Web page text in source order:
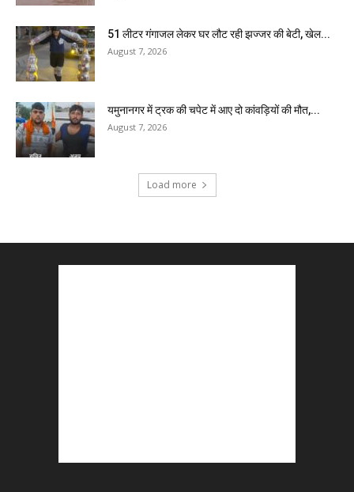
51 लीटर गंगाजल लेकर घर लौट रही झज्जर की बेटी, खेल...
August 7, 2026
यमुनानगर में ट्रक की चपेट में आए दो कांवड़ियों की मौत,...
August 7, 2026
Load more